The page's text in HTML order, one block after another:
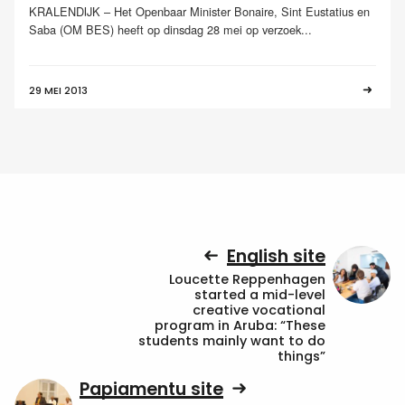
KRALENDIJK – Het Openbaar Minister Bonaire, Sint Eustatius en
Saba (OM BES) heeft op dinsdag 28 mei op verzoek...
29 MEI 2013
English site
Loucette Reppenhagen
started a mid-level
creative vocational
program in Aruba: “These
students mainly want to do
things”
Papiamentu site